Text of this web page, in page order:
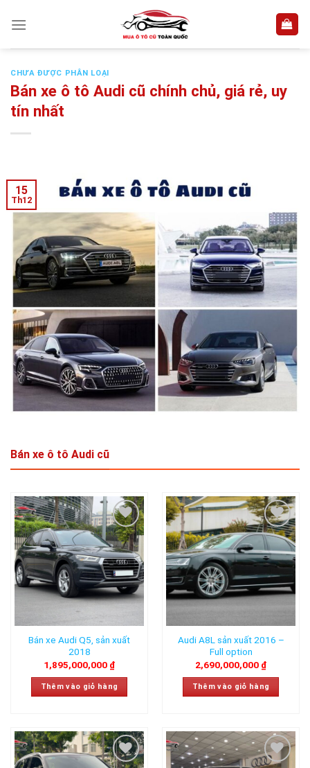
CHƯA ĐƯỢC PHÂN LOẠI
Bán xe ô tô Audi cũ chính chủ, giá rẻ, uy
tín nhất
15
Th12
Bán xe ô tô Audi cũ
Add to
wishlist
Bán xe Audi Q5, sản xuất
2018
1,895,000,000 ₫
Thêm vào giỏ hàng
Add to
wishlist
Audi A8L sản xuất 2016 –
Full option
2,690,000,000 ₫
Thêm vào giỏ hàng